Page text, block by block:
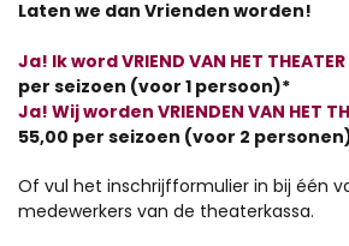
Laten we dan Vrienden worden!
Ja! Ik word VRIEND VAN HET
per seizoen (voor 1 persoon)*
Ja! Wij worden VRIENDEN VAN HET
55,00 per seizoen (voor 2
Of vul het inschrijfformulier in bij één
medewerkers van de theaterkassa.